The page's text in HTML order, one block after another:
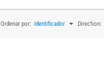
Ordenar por: Identificador Direction: